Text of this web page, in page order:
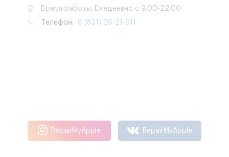
Время работы: Ежедневно с 9:00-22:00
Телефон: 8 (831) 26-21-911
RepairMyApple RepairMyApple